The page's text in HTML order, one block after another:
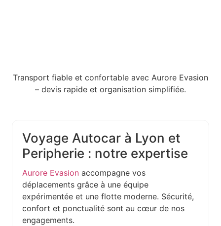
Transport fiable et confortable avec Aurore Evasion
– devis rapide et organisation simplifiée.
Voyage Autocar à Lyon et
Peripherie : notre expertise
Aurore Evasion accompagne vos
déplacements grâce à une équipe
expérimentée et une flotte moderne. Sécurité,
confort et ponctualité sont au cœur de nos
engagements.